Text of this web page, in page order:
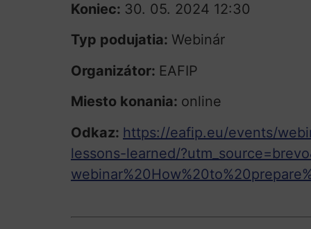
Koniec: 30. 05. 2024 12:30
Typ podujatia: Webinár
Organizátor: EAFIP
Miesto konania: online
Odkaz: https://eafip.eu/events/
lessons-learned/